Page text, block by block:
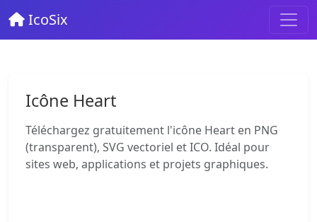
IcoSix
Icône Heart
Téléchargez gratuitement l'icône Heart en PNG
(transparent), SVG vectoriel et ICO. Idéal pour
sites web, applications et projets graphiques.